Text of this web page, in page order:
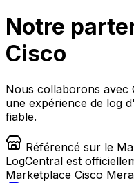
Notre
Cisco
Nous collaborons avec
une expérience de log
fiable.
Référencé sur le
LogCentral est
Marketplace Cisco